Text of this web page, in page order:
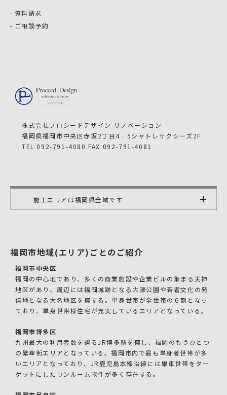
資料請求
ご相談予約
株式会社プロシードデザイン リノベーション
福岡県福岡市中央区赤坂2丁目4‐5シャトレサクシーズ2F
TEL 092-791-4080 FAX 092-791-4081
施工エリアは福岡県全域です
福岡市地域(エリア)ごとのご紹介
福岡市中央区
福岡の中心地であり、多くの商業施設や企業ビルの集まる天神
地区があり、周辺には福岡城跡となる大濠公園や若者文化の発
信地となる大名地区を擁する。単身世帯が全世帯の６割となっ
ており、単身世帯様住宅が充実しているエリアとなっている。
福岡市博多区
九州最大の利用者数を誇るJR博多駅を擁し、福岡のもうひとつ
の繁華街エリアとなっている。福岡市内で最も単身者世帯が多
いエリアとなっており、JR鹿児島本線沿線には単車世帯をター
ゲットにしたワンルーム物件が多く存在する。